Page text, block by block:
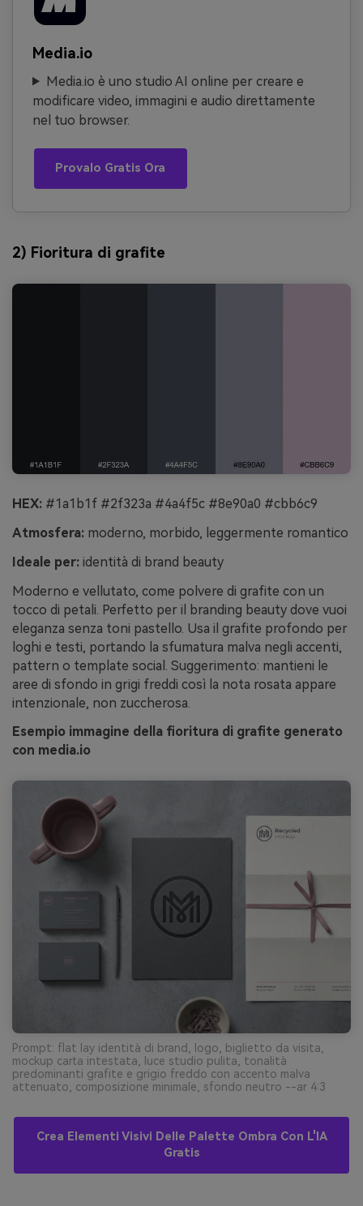
Media.io
Media.io è uno studio AI online per creare e
modificare video, immagini e audio direttamente
nel tuo browser.
Provalo Gratis Ora
2) Fioritura di grafite
HEX: #1a1b1f #2f323a #4a4f5c #8e90a0 #cbb6c9
Atmosfera: moderno, morbido, leggermente romantico
Ideale per: identità di brand beauty
Moderno e vellutato, come polvere di grafite con un
tocco di petali. Perfetto per il branding beauty dove vuoi
eleganza senza toni pastello. Usa il grafite profondo per
loghi e testi, portando la sfumatura malva negli accenti,
pattern o template social. Suggerimento: mantieni le
aree di sfondo in grigi freddi così la nota rosata appare
intenzionale, non zuccherosa.
Esempio immagine della fioritura di grafite generato
con media.io
Prompt: flat lay identità di brand, logo, biglietto da visita,
mockup carta intestata, luce studio pulita, tonalità
predominanti grafite e grigio freddo con accento malva
attenuato, composizione minimale, sfondo neutro --ar 4:3
Crea Elementi Visivi Delle Palette Ombra Con L'IA
Gratis